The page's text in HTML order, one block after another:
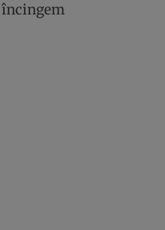
încingem